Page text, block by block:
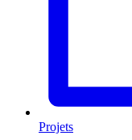
Projets